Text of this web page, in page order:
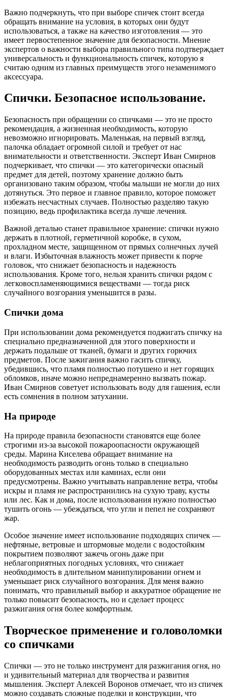
Важно подчеркнуть, что при выборе спичек стоит всегда
обращать внимание на условия, в которых они будут
использоваться, а также на качество изготовления — это
имеет первостепенное значение для безопасности. Мнение
экспертов о важности выбора правильного типа подтверждает
универсальность и функциональность спичек, которую я
считаю одним из главных преимуществ этого незаменимого
аксессуара.
Спички. Безопасное использование.
Безопасность при обращении со спичками — это не просто
рекомендация, а жизненная необходимость, которую
невозможно игнорировать. Маленькая, на первый взгляд,
палочка обладает огромной силой и требует от нас
внимательности и ответственности. Эксперт Иван Смирнов
подчеркивает, что спички — это категорически опасный
предмет для детей, поэтому хранение должно быть
организовано таким образом, чтобы малыши не могли до них
дотянуться. Это первое и главное правило, которое поможет
избежать несчастных случаев. Полностью разделяю такую
позицию, ведь профилактика всегда лучше лечения.
Важной деталью станет правильное хранение: спички нужно
держать в плотной, герметичной коробке, в сухом,
прохладном месте, защищенном от прямых солнечных лучей
и влаги. Избыточная влажность может привести к порче
головок, что снижает безопасность и надежность
использования. Кроме того, нельзя хранить спички рядом с
легковоспламеняющимися веществами — тогда риск
случайного возгорания уменьшится в разы.
Спички дома
При использовании дома рекомендуется поджигать спичку на
специально предназначенной для этого поверхности и
держать подальше от тканей, бумаги и других горючих
предметов. После зажигания важно гасить спичку,
убедившись, что пламя полностью потушено и нет горящих
обломков, иначе можно непреднамеренно вызвать пожар.
Иван Смирнов советует использовать воду для гашения, если
есть сомнения в полном затухании.
На природе
На природе правила безопасности становятся еще более
строгими из-за высокой пожароопасности окружающей
среды. Марина Киселева обращает внимание на
необходимость разводить огонь только в специально
оборудованных местах или каминах, если они
предусмотрены. Важно учитывать направление ветра, чтобы
искры и пламя не распространились на сухую траву, кусты
или лес. Как и дома, после использования нужно полностью
тушить огонь — убеждаться, что угли и пепел не сохраняют
жар.
Особое значение имеет использование подходящих спичек —
нефтяные, ветровые и штормовые модели с водостойким
покрытием позволяют зажечь огонь даже при
неблагоприятных погодных условиях, что снижает
необходимость в длительном манипулировании огнем и
уменьшает риск случайного возгорания. Для меня важно
понимать, что правильный выбор и аккуратное обращение не
только повысит безопасность, но и сделает процесс
разжигания огня более комфортным.
Творческое применение и головоломки
со спичками
Спички — это не только инструмент для разжигания огня, но
и удивительный материал для творчества и развития
мышления. Эксперт Алексей Воронов отмечает, что из спичек
можно создавать сложные поделки и конструкции, что